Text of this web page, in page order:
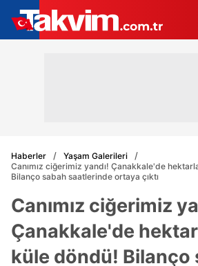
Haberler
Yaşam Galerileri
Canımız ciğerimiz yandı! Çanakkale'de
Bilanço sabah saatlerinde ortaya çıktı
Canımız ciğerimiz
Çanakkale'de
küle döndü! Bilanço